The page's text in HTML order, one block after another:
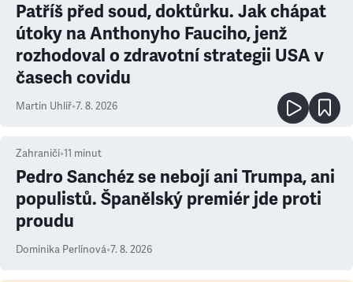
Patříš před soud, doktůrku. Jak chápat
útoky na Anthonyho Fauciho, jenž
rozhodoval o zdravotní strategii USA v
časech covidu
Martin Uhlíř•7. 8. 2026
Zahraničí•11 minut
Pedro Sanchéz se nebojí ani Trumpa, ani
populistů. Španělský premiér jde proti
proudu
Dominika Perlínová•7. 8. 2026